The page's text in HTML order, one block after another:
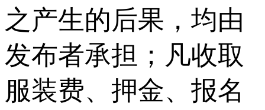
之产生的后果，均由
发布者承担；凡收取
服装费、押金、报名